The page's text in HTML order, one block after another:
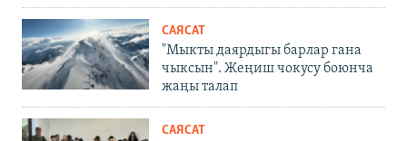
САЯСАТ
"Мыкты даярдыгы барлар гана
чыксын". Жеңиш чокусу боюнча
жаңы талап
САЯСАТ